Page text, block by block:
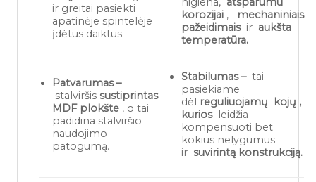
ir greitai pasiekti
apatinėje spintelėje
įdėtus daiktus.
korozijai,
mechaniniais
pažeidimaisir aukšta
temperatūra.
Patvarumas –
stalviršis sustiprintas
MDF plokšte, o tai
padidina stalviršio
naudojimo
patogumą.
Stabilumas – tai
pasiekiame
dėl
reguliuojamų kojų ,
kurios
leidžia
kompensuoti bet
kokius nelygumus
ir suvirintą konstrukciją.